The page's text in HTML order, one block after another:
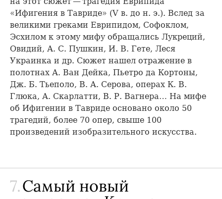
«Ифигения в Тавриде» (V в. до н. э.). Вслед за
великими греками Еврипидом, Софоклом,
Эсхилом к этому мифу обращались Лукреций,
Овидий, А. С. Пушкин, И. В. Гете, Леся
Украинка и др. Сюжет нашел отражение в
полотнах А. Ван Дейка, Пьетро да Кортоны,
Дж. Б. Тьеполо, В. А. Серова, операх К. В.
Глюка, А. Скарлатти, В. Р. Вагнера… На мифе
об Ифигении в Тавриде основано около 50
трагедий, более 70 опер, свыше 100
произведений изобразительного искусства.
7.Самый новый